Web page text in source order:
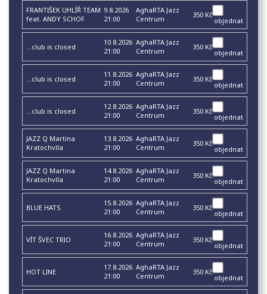
FRANTIŠEK UHLÍŘ TEAM
feat. ANDY SCHOF
9.8.2026
21:00
AghaRTA Jazz
Centrum
350 Kč
objednat
...club is closed
10.8.2026
21:00
AghaRTA Jazz
Centrum
350 Kč
objednat
...club is closed
11.8.2026
21:00
AghaRTA Jazz
Centrum
350 Kč
objednat
...club is closed
12.8.2026
21:00
AghaRTA Jazz
Centrum
350 Kč
objednat
JAZZ Q Martina
Kratochvíla
13.8.2026
21:00
AghaRTA Jazz
Centrum
350 Kč
objednat
JAZZ Q Martina
Kratochvíla
14.8.2026
21:00
AghaRTA Jazz
Centrum
350 Kč
objednat
BLUE HATS
15.8.2026
21:00
AghaRTA Jazz
Centrum
350 Kč
objednat
VÍT ŠVEC TRIO
16.8.2026
21:00
AghaRTA Jazz
Centrum
350 Kč
objednat
HOT LINE
17.8.2026
21:00
AghaRTA Jazz
Centrum
350 Kč
objednat